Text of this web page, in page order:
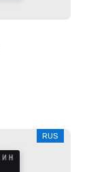
RUS